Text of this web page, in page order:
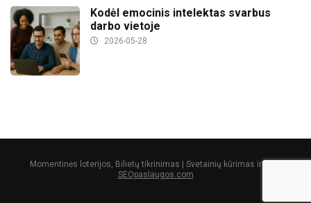
Kodėl emocinis intelektas svarbus
darbo vietoje
2026-05-28
Momentinės loterijos, Bilietų tikrinimas | Svetainių kūrimas ir SEO:
SEOpaslaugos.com